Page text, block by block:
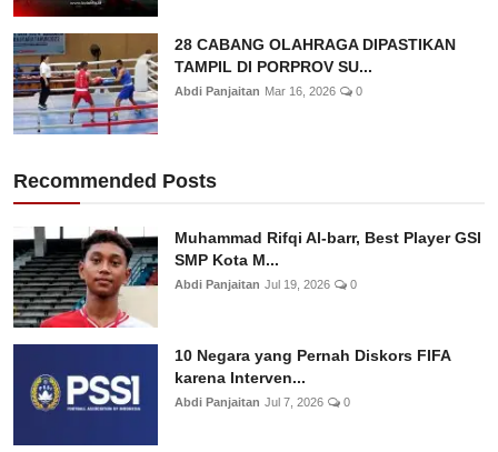
28 CABANG OLAHRAGA DIPASTIKAN
TAMPIL DI PORPROV SU...
Abdi Panjaitan Mar 16, 2026 0
Recommended Posts
Muhammad Rifqi Al-barr, Best Player GSI
SMP Kota M...
Abdi Panjaitan Jul 19, 2026 0
10 Negara yang Pernah Diskors FIFA
karena Interven...
Abdi Panjaitan Jul 7, 2026 0